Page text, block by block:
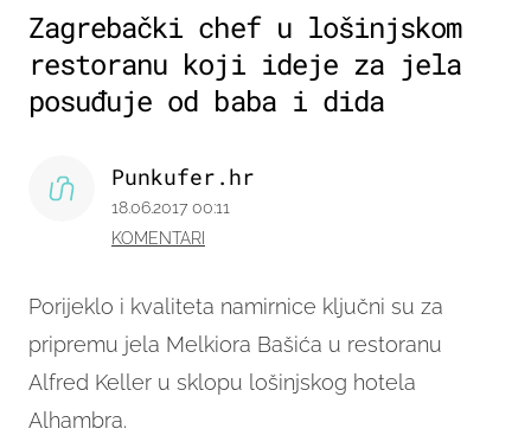
Zagrebački chef u lošinjskom
restoranu koji ideje za jela
posuđuje od baba i dida
Porijeklo i kvaliteta namirnice ključni su za
pripremu jela Melkiora Bašića u restoranu
Alfred Keller u sklopu lošinjskog hotela
Alhambra.
Punkufer.hr
18.06.2017 00:11
KOMENTARI